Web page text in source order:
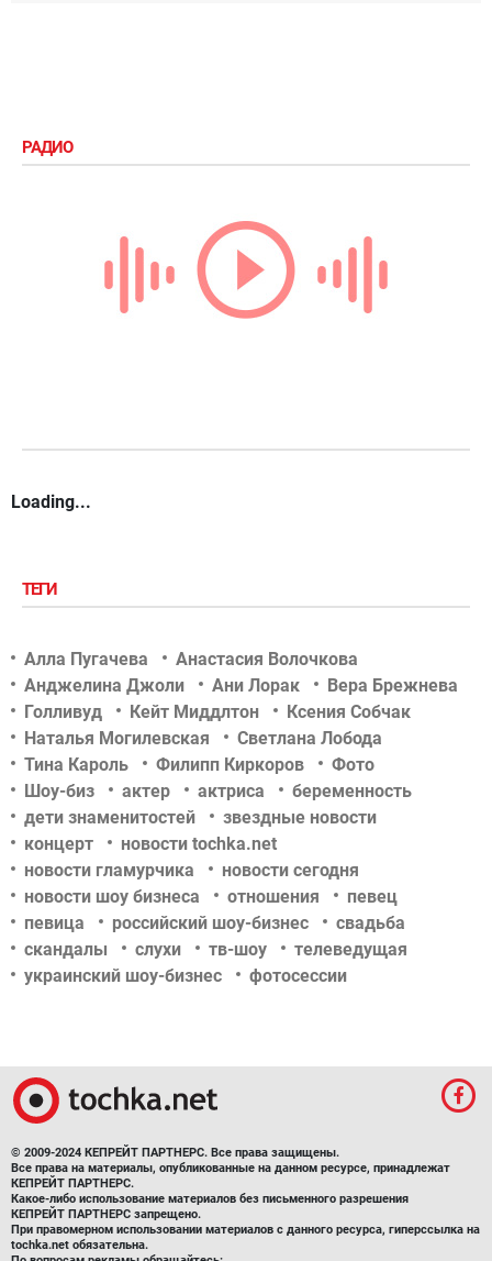
РАДИО
Loading...
ТЕГИ
Алла Пугачева
Анастасия Волочкова
Анджелина Джоли
Ани Лорак
Вера Брежнева
Голливуд
Кейт Миддлтон
Ксения Собчак
Наталья Могилевская
Светлана Лобода
Тина Кароль
Филипп Киркоров
Фото
Шоу-биз
актер актриса
беременность
дети знаменитостей
звездные новости
концерт
новости tochka.net
новости гламурчика
новости сегодня
новости шоу бизнеса
отношения
певец
певица
российский шоу-бизнес
свадьба
скандалы
слухи тв-шоу
телеведущая
украинский шоу-бизнес
фотосессии
© 2009-2024 КЕПРЕЙТ ПАРТНЕРС. Все права защищены.
Все права на материалы, опубликованные на данном ресурсе, принадлежат
КЕПРЕЙТ ПАРТНЕРС.
Какое-либо использование материалов без письменного разрешения
КЕПРЕЙТ ПАРТНЕРС запрещено.
При правомерном использовании материалов с данного ресурса, гиперссылка на
tochka.net обязательна.